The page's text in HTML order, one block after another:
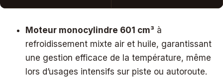
Moteur monocylindre 601 cm³ à
refroidissement mixte air et huile, garantissant
une gestion efficace de la température, même
lors d’usages intensifs sur piste ou autoroute.